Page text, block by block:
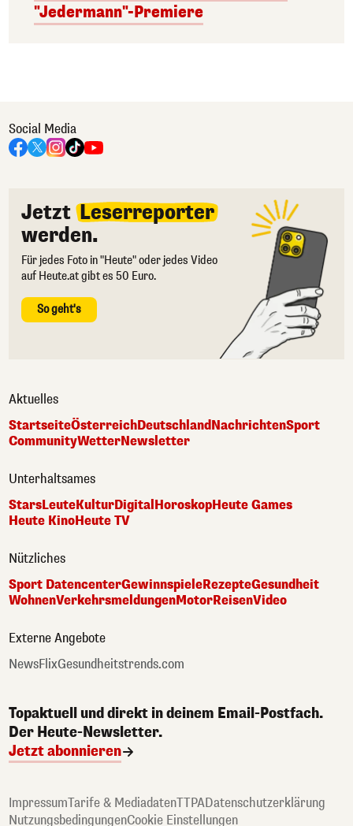
"Jedermann"-Premiere
Social Media
Jetzt Leserreporter
werden.
Für jedes Foto in "Heute" oder jedes Video
auf Heute.at gibt es 50 Euro.
So geht's
Aktuelles
StartseiteÖsterreichDeutschlandNachrichtenSport
CommunityWetterNewsletter
Unterhaltsames
StarsLeuteKulturDigital HoroskopHeute Games
Heute KinoHeute TV
Nützliches
Sport DatencenterGewinnspieleRezepteGesundheit
WohnenVerkehrsmeldungenMotorReisenVideo
Externe Angebote
NewsFlixGesundheitstrends.com
Topaktuell und direkt in deinem Email-Postfach.
Der Heute-Newsletter.
Jetzt abonnieren
ImpressumTarife & MediadatenTTPADatenschutzerklärung
NutzungsbedingungenCookie Einstellungen